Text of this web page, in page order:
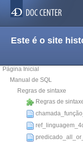
Este é o site
Página Inicial
Manual de SQL
Regras de sintaxe
Regras de